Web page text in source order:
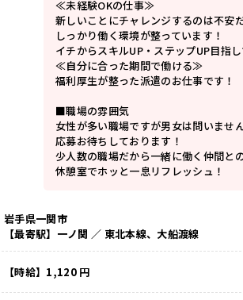
≪未経験OKの仕事≫
新しいことにチャレンジするのは不安だ
しっかり働く環境が整っています！
イチからスキルUP・ステップUP目指
≪自分に合った期間で働ける≫
福利厚生が整った派遣のお仕事です！
■職場の雰囲気
女性が多い職場ですが男女は問いませ
応募お待ちしております！
少人数の職場だから一緒に働く仲間と
休憩室でホッと一息リフレッシュ！
岩手県一関市
【最寄駅】一ノ関 ／ 東北本線、大船渡線
【時給】1,120 円